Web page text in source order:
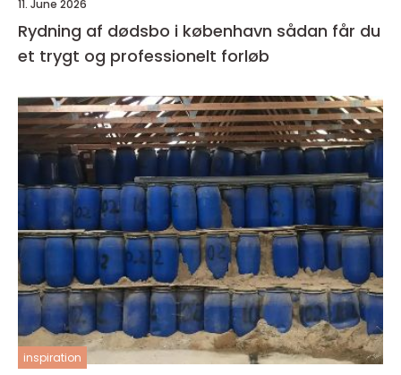
11. June 2026
Rydning af dødsbo i københavn sådan får du
et trygt og professionelt forløb
inspiration